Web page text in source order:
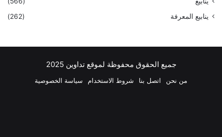
ينابيع المعرفة
(262)
جميع الحقوق محفوظة لموقع تداوين 2025
من نحن اتصل بنا شروط الاستخدام سياسة الخصوصية